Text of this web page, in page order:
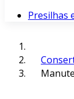
Presilhas